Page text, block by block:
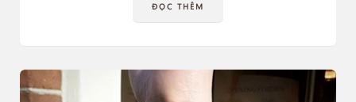
ĐỌC THÊM